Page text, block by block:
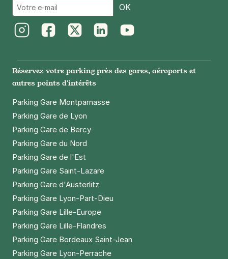
OK
Réservez votre parking près des gares, aéroports et
autres points d'intérêts
Parking Gare Montparnasse
Parking Gare de Lyon
Parking Gare de Bercy
Parking Gare du Nord
Parking Gare de l'Est
Parking Gare Saint-Lazare
Parking Gare d'Austerlitz
Parking Gare Lyon-Part-Dieu
Parking Gare Lille-Europe
Parking Gare Lille-Flandres
Parking Gare Bordeaux Saint-Jean
Parking Gare Lyon-Perrache